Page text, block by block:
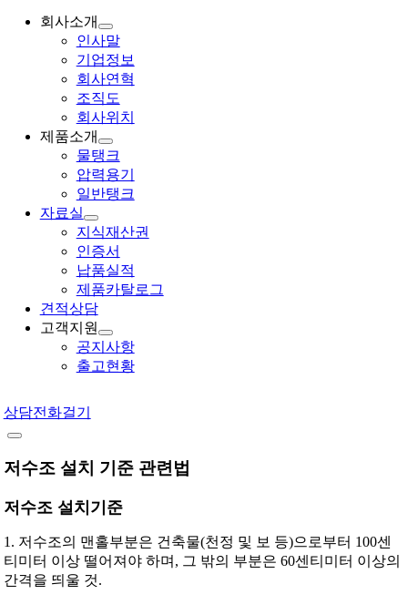
회사소개
인사말
기업정보
회사연혁
조직도
회사위치
제품소개
물탱크
압력용기
일반탱크
자료실
지식재산권
인증서
납품실적
제품카탈로그
견적상담
고객지원
공지사항
출고현황
상담전화걸기
저수조 설치 기준 관련법
저수조 설치기준
1. 저수조의 맨홀부분은 건축물(천정 및 보 등)으로부터 100센
티미터 이상 떨어져야 하며, 그 밖의 부분은 60센티미터 이상의
간격을 띄울 것.